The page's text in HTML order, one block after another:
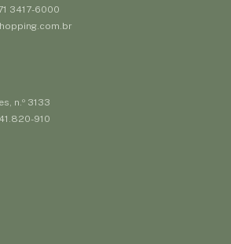
3417-6000
n.º 3133
910